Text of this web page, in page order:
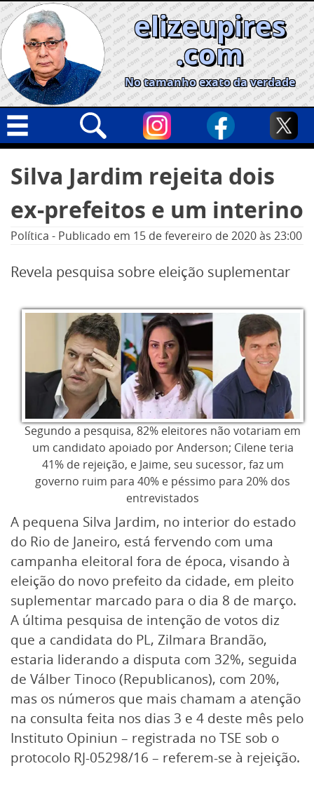
Skip
to
content
elizeupires
.com
No tamanho exato da verdade
Geral
Cidades
Política
Informe especial
por:
Silva Jardim rejeita dois
ex-prefeitos e um interino
Política - Publicado em 15 de fevereiro de 2020às 23:00
Revela pesquisa sobre eleição suplementar
Segundo a pesquisa, 82% eleitores não votariam em
um candidato apoiado por Anderson; Cilene teria
41% de rejeição, e Jaime, seu sucessor, faz um
governo ruim para 40% e péssimo para 20% dos
entrevistados
A pequena Silva Jardim, no interior do estado
do Rio de Janeiro, está fervendo com uma
campanha eleitoral fora de época, visando à
eleição do novo prefeito da cidade, em pleito
suplementar marcado para o dia 8 de março.
A última pesquisa de intenção de votos diz
que a candidata do PL, Zilmara Brandão,
estaria liderando a disputa com 32%, seguida
de Válber Tinoco (Republicanos), com 20%,
mas os números que mais chamam a atenção
na consulta feita nos dias 3 e 4 deste mês pelo
Instituto Opiniun – registrada no TSE sob o
protocolo RJ-05298/16 – referem-se à rejeição.